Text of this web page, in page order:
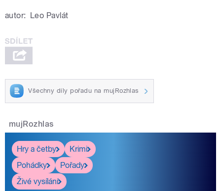
autor: Leo Pavlát
Všechny díly pořadu na mujRozhlas
mujRozhlas
Hry a četby
Krimi
Pohádky
Pořady
Živé vysílání